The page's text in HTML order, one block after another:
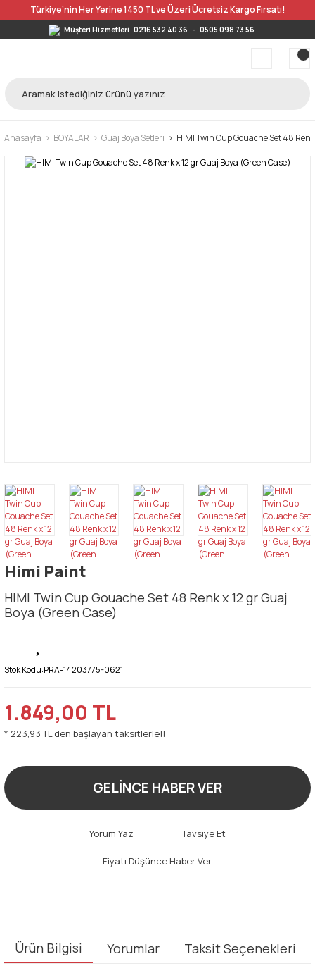
Türkiye’nin Her Yerine 1450 TL ve Üzeri Ücretsiz Kargo Fırsatı!
Müşteri Hizmetleri 0216 532 40 36 - 0505 098 73 56
Anasayfa BOYALAR Guaj Boya Setleri HIMI Twin Cup Gouache Set 48
Himi Paint
HIMI Twin Cup Gouache Set 48 Renk x 12 gr Guaj
Boya (Green Case)
Stok Kodu:PRA-14203775-0621
1.849,00 TL
* 223,93 TL den başlayan taksitlerle!!
GELİNCE HABER VER
Yorum Yaz Tavsiye Et
Fiyatı Düşünce Haber Ver
Ürün Bilgisi Yorumlar Taksit Seçenekleri